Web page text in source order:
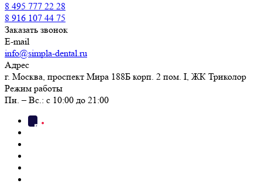
8 495 777 22 28
8 916 107 44 75
Заказать звонок
E-mail
info@simpla-dental.ru
Адрес
г. Москва, проспект Мира 188Б корп. 2 пом. I, ЖК Триколор
Режим работы
Пн. – Вс.: с 10:00 до 21:00